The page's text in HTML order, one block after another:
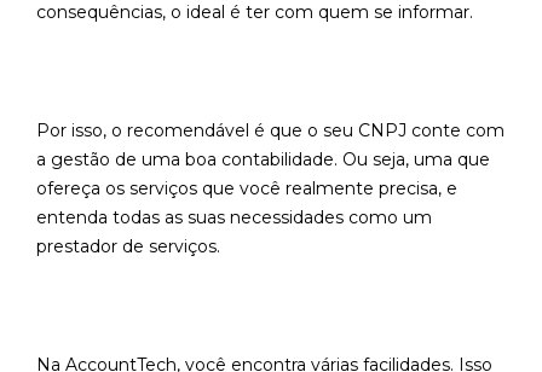
consequências, o ideal é ter com quem se informar.
Por isso, o recomendável é que o seu CNPJ conte com
a gestão de uma boa contabilidade. Ou seja, uma que
ofereça os serviços que você realmente precisa, e
entenda todas as suas necessidades como um
prestador de serviços.
Na AccountTech, você encontra várias facilidades. Isso